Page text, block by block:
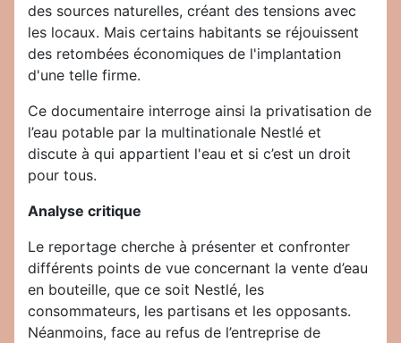
des sources naturelles, créant des tensions avec
les locaux. Mais certains habitants se réjouissent
des retombées économiques de l'implantation
d'une telle firme.
Ce documentaire interroge ainsi la privatisation de
l’eau potable par la multinationale Nestlé et
discute à qui appartient l'eau et si c’est un droit
pour tous.
Analyse critique
Le reportage cherche à présenter et confronter
différents points de vue concernant la vente d’eau
en bouteille, que ce soit Nestlé, les
consommateurs, les partisans et les opposants.
Néanmoins, face au refus de l’entreprise de